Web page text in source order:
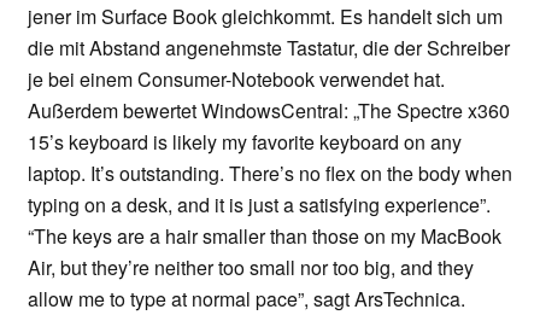
jener im Surface Book gleichkommt. Es handelt sich um
die mit Abstand angenehmste Tastatur, die der Schreiber
je bei einem Consumer-Notebook verwendet hat.
Außerdem bewertet WindowsCentral: „The Spectre x360
15’s keyboard is likely my favorite keyboard on any
laptop. It’s outstanding. There’s no flex on the body when
typing on a desk, and it is just a satisfying experience”.
“The keys are a hair smaller than those on my MacBook
Air, but they’re neither too small nor too big, and they
allow me to type at normal pace”, sagt ArsTechnica.